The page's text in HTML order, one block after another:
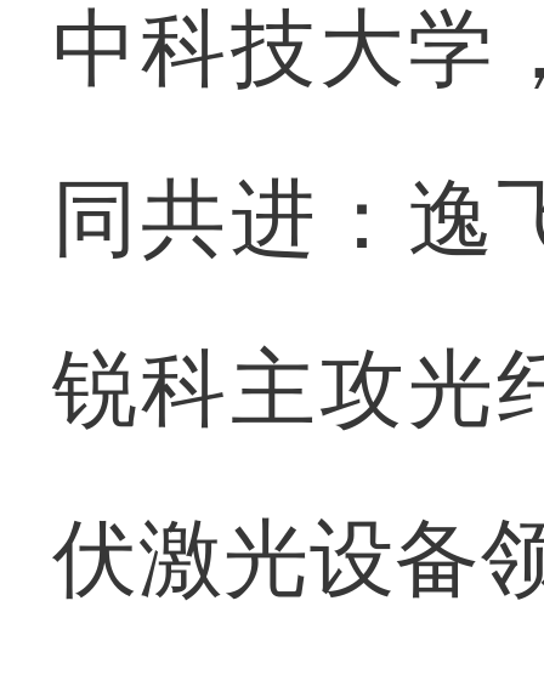
中科技大学
同共进：逸
锐科主攻光
伏激光设备